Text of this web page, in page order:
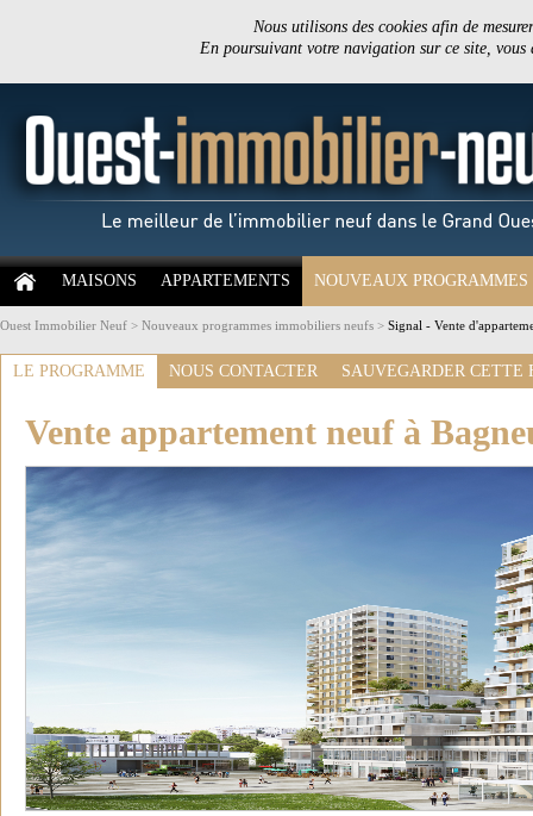
Nous utilisons des cookies afin de
En poursuivant votre navigation sur ce site,
MAISONS APPARTEMENTS NOUVEAUX PROGRAMMES
Ouest Immobilier Neuf > Nouveaux programmes immobiliers neufs > Signal - Vente
LE PROGRAMME NOUS CONTACTER SAUVEGARDER CETTE
Vente appartement neuf à